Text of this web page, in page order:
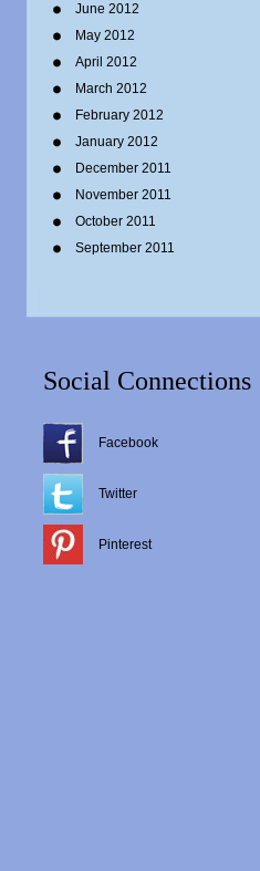
June 2012
May 2012
April 2012
March 2012
February 2012
January 2012
December 2011
November 2011
October 2011
September 2011
Social Connections
Facebook
Twitter
Pinterest